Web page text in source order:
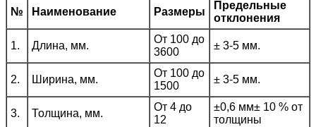
№ Наименование Размеры
Предельные
отклонения
1. Длина, мм.
От 100 до
3600
± 3-5 мм.
2. Ширина, мм.
От 100 до
1500
± 3-5 мм.
3. Толщина, мм.
От 4 до
12
±0,6 мм± 10 % от
толщины